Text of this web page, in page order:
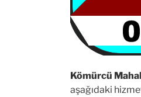
Kömürcü
aşağıdaki